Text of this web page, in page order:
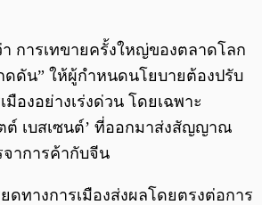
การเทขายครั้งใหญ่ของตลาดโลก
ดดัน” ให้ผู้กำหนดนโยบายต้องปรับ
มืองอย่างเร่งด่วน โดยเฉพาะ
ต์ เบสเซนต์’ ที่ออกมาส่งสัญญาณ
จาการค้ากับจีน
ดทางการเมืองส่งผลโดยตรงต่อการ